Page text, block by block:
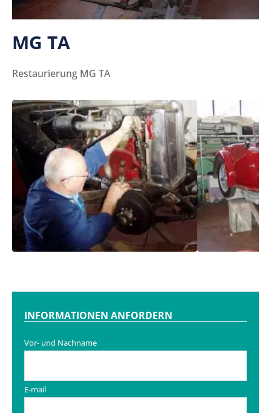
MG TA
Restaurierung MG TA
INFORMATIONEN ANFORDERN
Vor- und Nachname
E-mail